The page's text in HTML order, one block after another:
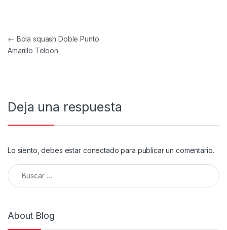
Navegación de entradas
← Bola squash Doble Punto
Amarillo Teloon
Deja una respuesta
Lo siento, debes estar conectado para publicar un comentario.
Buscar:
About Blog